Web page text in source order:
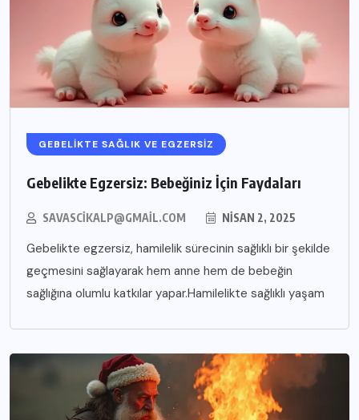
GEBELIKTE SAĞLIK VE EGZERSIZ
Gebelikte Egzersiz: Bebeğiniz İçin Faydaları
SAVASCIKALP@GMAIL.COM NISAN 2, 2025
Gebelikte egzersiz, hamilelik sürecinin sağlıklı bir şekilde
geçmesini sağlayarak hem anne hem de bebeğin
sağlığına olumlu katkılar yapar.Hamilelikte sağlıklı yaşam